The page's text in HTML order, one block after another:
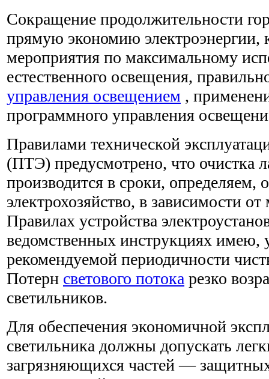
Сокращение продолжительности
прямую экономию электроэнергии,
мероприятия по максимальному
естественного освещения,
управления освещением ,
программного управления
Правилами технической
(ПТЭ) предусмотрено, что очистка
производится в сроки, определяем,
электрохозяйство, в зависимости
Правилах устройства
ведомственных инструкциях имею,
рекомендуемой периодичности
Потерн светового потока резко
светильников.
Для обеспечения экономичной
светильника должны допускать
загрязняющихся частей —